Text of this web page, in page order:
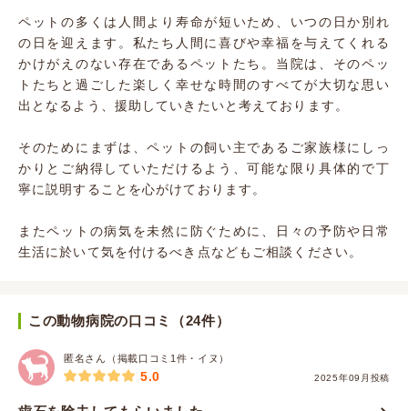
ペットの多くは人間より寿命が短いため、いつの日か別れ
の日を迎えます。私たち人間に喜びや幸福を与えてくれる
かけがえのない存在であるペットたち。当院は、そのペッ
トたちと過ごした楽しく幸せな時間のすべてが大切な思い
出となるよう、援助していきたいと考えております。
そのためにまずは、ペットの飼い主であるご家族様にしっ
かりとご納得していただけるよう、可能な限り具体的で丁
寧に説明することを心がけております。
またペットの病気を未然に防ぐために、日々の予防や日常
生活に於いて気を付けるべき点などもご相談ください。
この動物病院の口コミ（24件）
匿名さん（掲載口コミ1件・イヌ）
2025年09月投稿
5.0